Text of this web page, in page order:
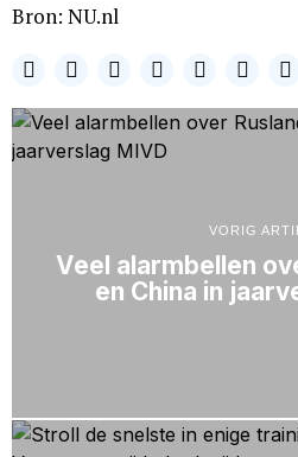
Bron: NU.nl
VORIG
Veel alarmbellen
en China in